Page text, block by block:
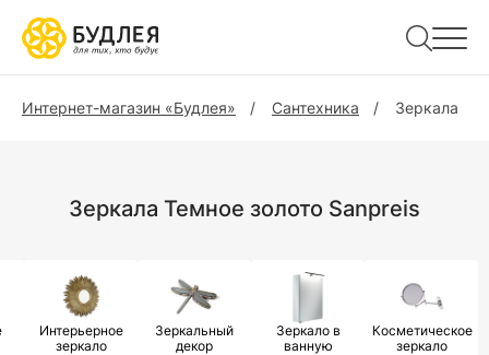
Интернет-магазин «Будлея» Сантехника Зеркала
Зеркала Темное золото Sanpreis
Интерьерное
зеркало
Зеркальный
декор
Зеркало в
ванную
Косметическое
зеркало